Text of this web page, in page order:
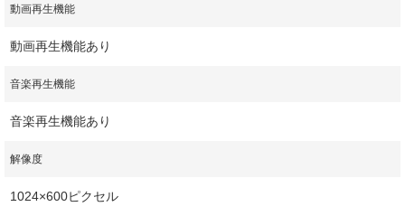
動画再生機能
動画再生機能あり
音楽再生機能
音楽再生機能あり
解像度
1024×600ピクセル